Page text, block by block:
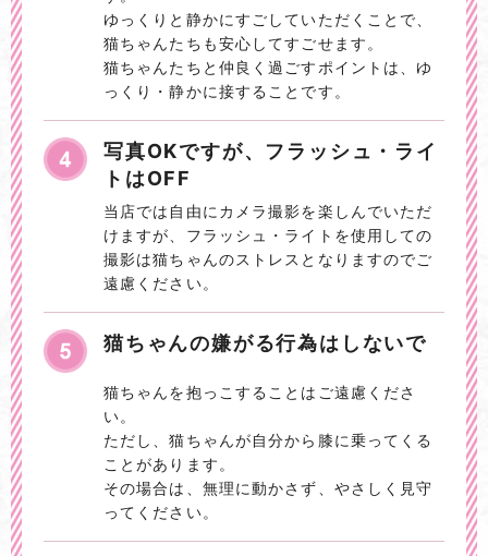
ゆっくりと静かにすごしていただくことで、
猫ちゃんたちも安心してすごせます。
猫ちゃんたちと仲良く過ごすポイントは、ゆ
っくり・静かに接することです。
写真OKですが、フラッシュ・ライ
トはOFF
当店では自由にカメラ撮影を楽しんでいただ
けますが、フラッシュ・ライトを使用しての
撮影は猫ちゃんのストレスとなりますのでご
遠慮ください。
猫ちゃんの嫌がる行為はしないで
猫ちゃんを抱っこすることはご遠慮くださ
い。
ただし、猫ちゃんが自分から膝に乗ってくる
ことがあります。
その場合は、無理に動かさず、やさしく見守
ってください。